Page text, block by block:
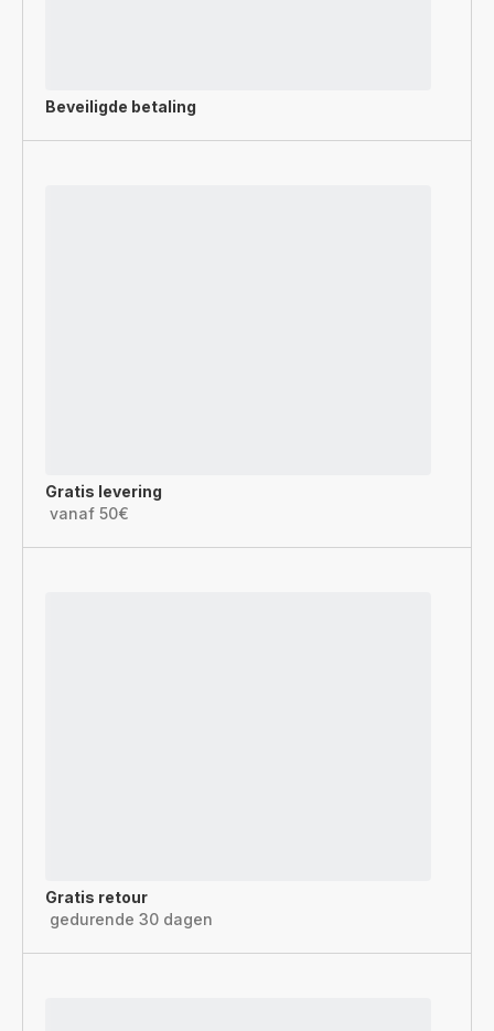
Beveiligde betaling
Gratis levering
vanaf 50€
Gratis retour
gedurende 30 dagen